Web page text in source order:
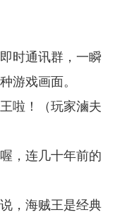
时通讯群，一瞬
游戏画面。
啦！（玩家滷夫
，连几十年前的
，海贼王是经典